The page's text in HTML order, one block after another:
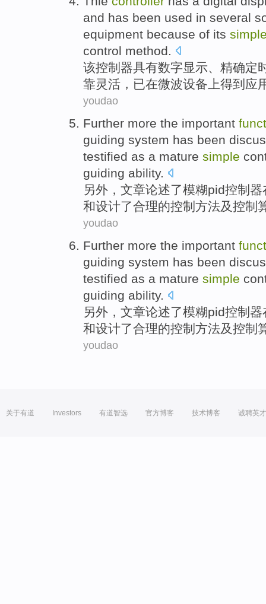
and has been used in several
equipment because of its
control method.
该控制器具有数字显示、 精确定
靠灵活， 已在微波设备 上得到 应
youdao
Further more the important
guiding system has been
testified as a mature simple
guiding ability.
另外 ，文章论述了模糊pid控制器
和设计了合理的控制 方法及控制
youdao
Further more the important
guiding system has been
testified as a mature simple
guiding ability.
另外 ，文章论述了模糊pid控制器
和设计了合理的控制 方法及控制
youdao
关于有道 Investors 有道智选 官方博客 技术博客 诚聘英才